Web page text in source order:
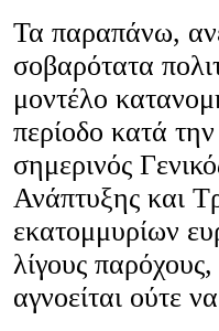
Τα παραπάνω,
σοβαρότατα
μοντέλο
περίοδο κατά
σημερινός
Ανάπτυξης και
εκατομμυρίων
λίγους
αγνοείται ούτε